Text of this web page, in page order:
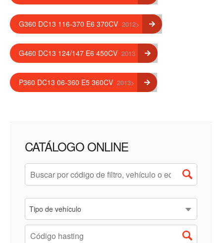
G360 DC13 116-370 E6 370CV 2012>
G460 DC13 124/147 E6 450CV 2013
P360 DC13 06-360 E5 360CV 2013>
CATÁLOGO ONLINE
Tipo de vehículo